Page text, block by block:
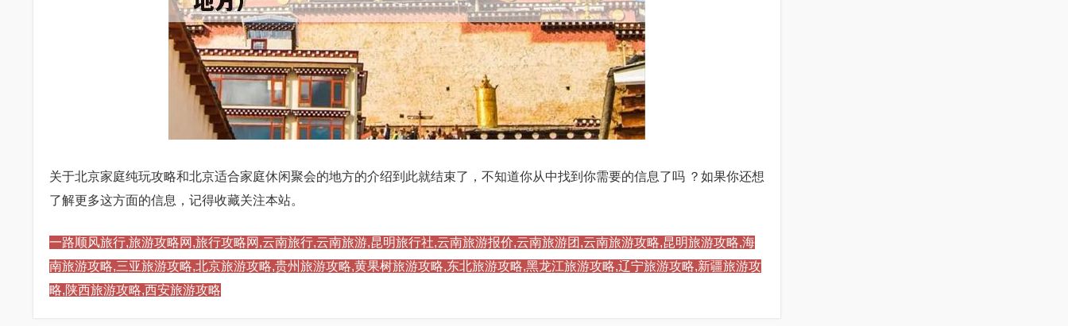
关于北京家庭纯玩攻略和北京适合家庭休闲聚会的地方的介绍到此就结束了，不知道你从中找到你需要的信息了吗 ？如果你还想
了解更多这方面的信息，记得收藏关注本站。
一路顺风旅行,旅游攻略网,旅行攻略网,云南旅行,云南旅游,昆明旅行社,云南旅游报价,云南旅游团,云南旅游攻略,昆明旅游攻略,海
南旅游攻略,三亚旅游攻略,北京旅游攻略,贵州旅游攻略,黄果树旅游攻略,东北旅游攻略,黑龙江旅游攻略,辽宁旅游攻略,新疆旅游攻
略,陕西旅游攻略,西安旅游攻略